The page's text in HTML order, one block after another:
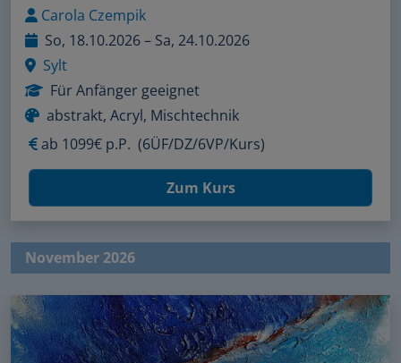
Carola Czempik
So, 18.10.2026 – Sa, 24.10.2026
Sylt
Für Anfänger geeignet
abstrakt, Acryl, Mischtechnik
ab 1099€ p.P. (6ÜF/DZ/6VP/Kurs)
Zum Kurs
November 2026